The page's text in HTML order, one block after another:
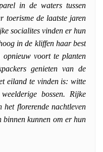
in de waters tussen
toerisme de laatste jaren
socialites vinden er hun
in de kliffen haar best
opnieuw voort te planten
genieten van de
eiland te vinden is: witte
bossen. Rijke
het florerende nachtleven
binnen kunnen om er hun